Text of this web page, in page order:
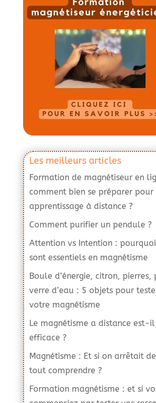
Les meilleurs articles
Formation de magnétiseur en
comment bien se préparer pour
apprentissage à distance ?
Comment purifier un pendule ?
Attention vs Intention :
sont essentiels en magnétisme
Boule d’énergie, citron, pierres,
verre d’eau : 5 objets pour
votre magnétisme
Le magnétisme a distance est-
efficace ?
Magnétisme : Et si on arrêtait
tout comprendre ?
Formation magnétisme : et si